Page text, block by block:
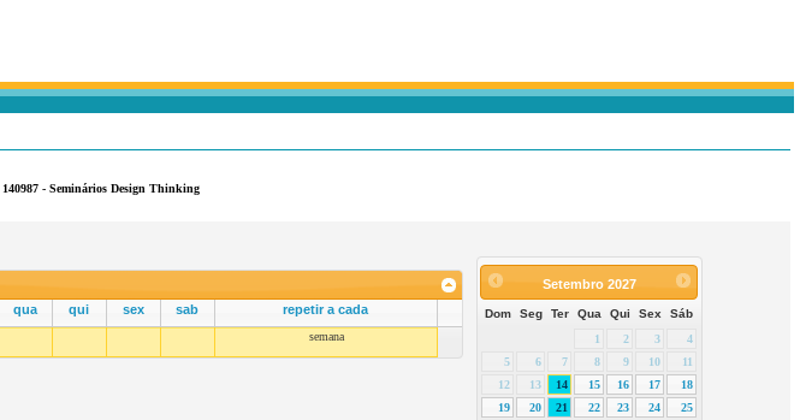
140987 - Seminários Design Thinking
qua qui sex sab repetir a cada
semana
Setembro 2027
Dom Seg Ter Qua Qui Sex
Sáb
1
2 3
4
5
6 7 8 9 10
11
12
13 14 15 16 17
18
19
20 21 22 23 24
25